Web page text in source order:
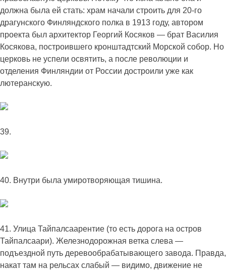
должна была ей стать: храм начали строить для 20-го
драгунского Финляндского полка в 1913 году, автором
проекта был архитектор Георгий Косяков — брат Василия
Косякова, построившего кронштадтский Морской собор. Но
церковь не успели освятить, а после революции и
отделения Финляндии от России достроили уже как
лютеранскую.
39.
40. Внутри была умиротворяющая тишина.
41. Улица Тайпалсаарентие (то есть дорога на остров
Тайпалсаари). Железнодорожная ветка слева —
подъездной путь деревообрабатывающего завода. Правда,
накат там на рельсах слабый — видимо, движение не